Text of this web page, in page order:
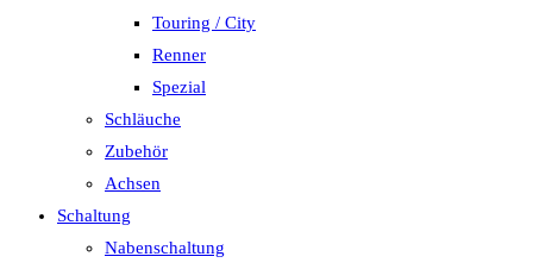
Touring / City
Renner
Spezial
Schläuche
Zubehör
Achsen
Schaltung
Nabenschaltung